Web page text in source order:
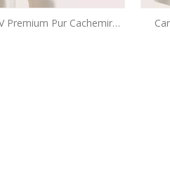
Premium Pur Cachemire